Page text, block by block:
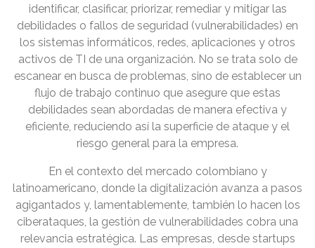
identificar, clasificar, priorizar, remediar y mitigar las
debilidades o fallos de seguridad (vulnerabilidades) en
los sistemas informáticos, redes, aplicaciones y otros
activos de TI de una organización. No se trata solo de
escanear en busca de problemas, sino de establecer un
flujo de trabajo continuo que asegure que estas
debilidades sean abordadas de manera efectiva y
eficiente, reduciendo así la superficie de ataque y el
riesgo general para la empresa.
En el contexto del mercado colombiano y
latinoamericano, donde la digitalización avanza a pasos
agigantados y, lamentablemente, también lo hacen los
ciberataques, la gestión de vulnerabilidades cobra una
relevancia estratégica. Las empresas, desde startups